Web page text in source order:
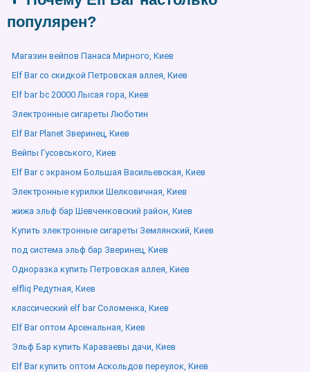
популярен?
Магазин вейпов Панаса Мирного, Киев
Elf Bar со скидкой Петровская аллея, Киев
Elf bar bc 20000 Лысая гора, Киев
Электронные сигареты Люботин
Elf Bar Planet Зверинец, Киев
Вейпы Гусовського, Киев
Elf Bar с экраном Большая Васильевская, Киев
Электронные курилки Шелковичная, Киев
жижа эльф бар Шевченковский район, Киев
Купить электронные сигареты Землянский, Киев
под система эльф бар Зверинец, Киев
Одноразка купить Петровская аллея, Киев
elfliq Редутная, Киев
классический elf bar Соломенка, Киев
Elf Bar оптом Арсенальная, Киев
Эльф Бар купить Караваевы дачи, Киев
Elf Bar купить оптом Аскольдов переулок, Киев